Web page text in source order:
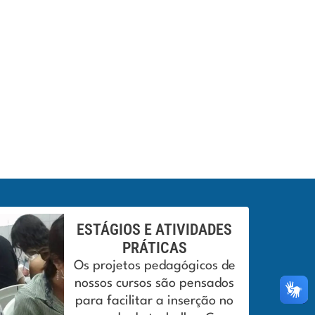
ESTÁGIOS E ATIVIDADES
PRÁTICAS
Os projetos pedagógicos de
nossos cursos são pensados
para facilitar a inserção no